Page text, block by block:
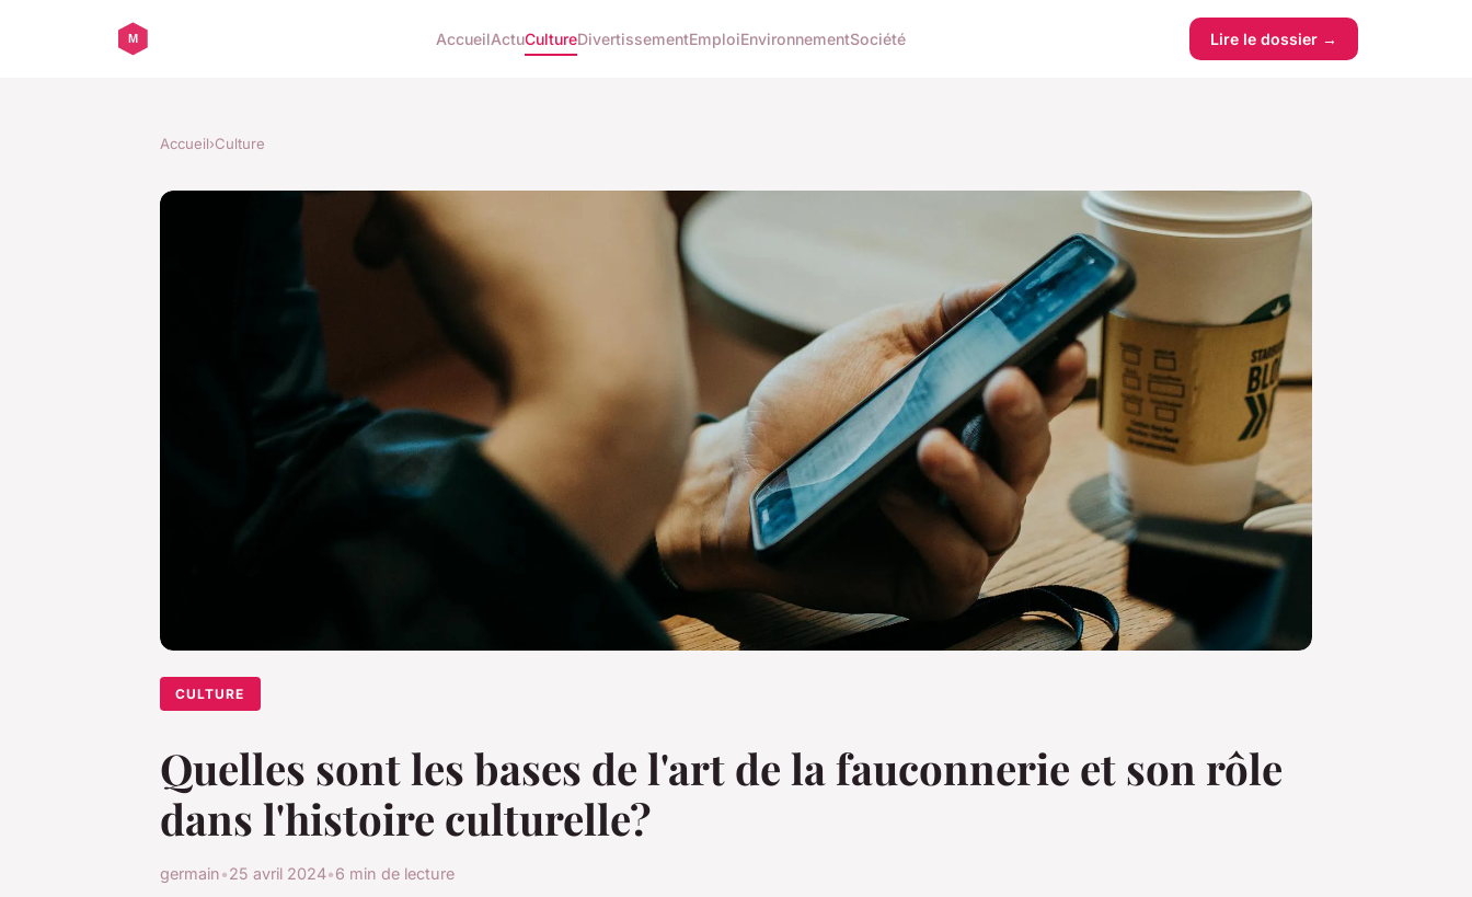
AccueilActuCultureDivertissementEmploiEnvironnementSociété Lire le dossier →
Accueil›Culture
CULTURE
Quelles sont les bases de l'art de la fauconnerie et son rôle
dans l'histoire culturelle?
germain•25 avril 2024•6 min de lecture